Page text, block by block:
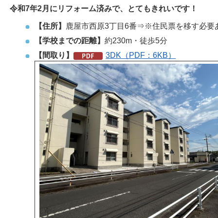
令和7年2月にリフォーム済みで、とてもきれいです！
【住所】
鹿屋市西原3丁目6番⇒※住民票を移す必要
【学校までの距離】約230m・徒歩5分
【間取り】
3DK（PDF：6KB）